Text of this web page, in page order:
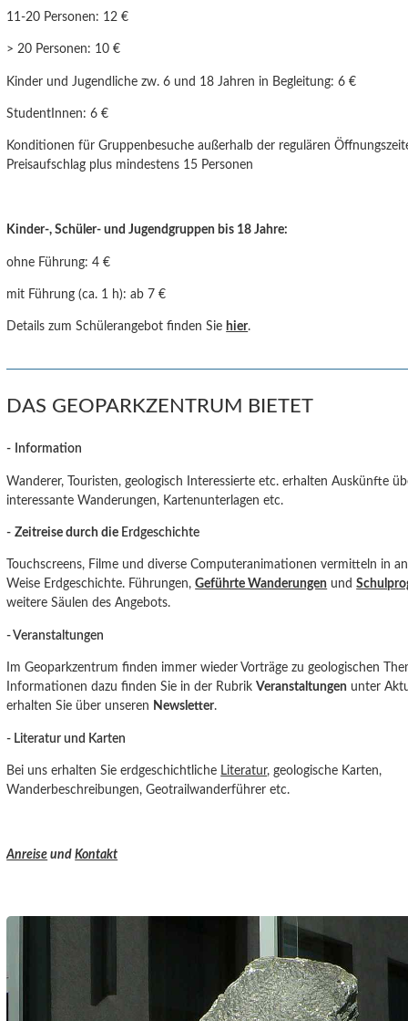
11-20 Personen: 12 €
> 20 Personen: 10 €
Kinder und Jugendliche zw. 6 und 18 Jahren in Begleitung: 6 €
StudentInnen: 6 €
Konditionen für Gruppenbesuche außerhalb der regulären
Preisaufschlag plus mindestens 15 Personen
Kinder-, Schüler- und Jugendgruppen bis 18 Jahre:
ohne Führung:4 €
mit Führung (ca. 1 h): ab 7 €
Details zum Schülerangebot finden Sie hier.
DAS GEOPARKZENTRUM BIETET
- Information
Wanderer, Touristen, geologisch Interessierte etc. erhalten Auskünfte
interessante Wanderungen, Kartenunterlagen etc.
- Zeitreise durch die Erdgeschichte
Touchscreens, Filme und diverse Computeranimationen vermitteln in
Weise Erdgeschichte. Führungen,Geführte Wanderungen und
weitere Säulen des Angebots.
- Veranstaltungen
Im Geoparkzentrum finden immer wieder Vorträge zu geologischen
Informationen dazu finden Sie in der RubrikVeranstaltungen unter
erhalten Sie über unseren Newsletter.
- Literatur und Karten
Bei uns erhalten Sie erdgeschichtliche Literatur, geologische Karten,
Wanderbeschreibungen, Geotrailwanderführer etc.
Anreise undKontakt